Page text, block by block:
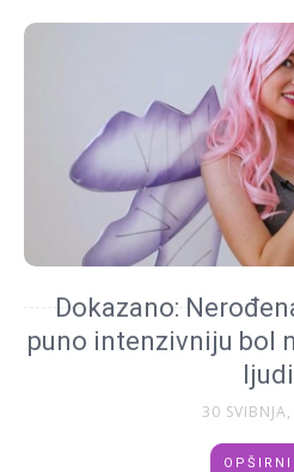
Dokazano:
puno intenzivniju bol
ljudi
30